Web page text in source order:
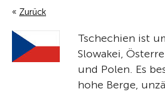
Zurück
Tschechien ist
Slowakei,
und Polen. Es
hohe Berge,